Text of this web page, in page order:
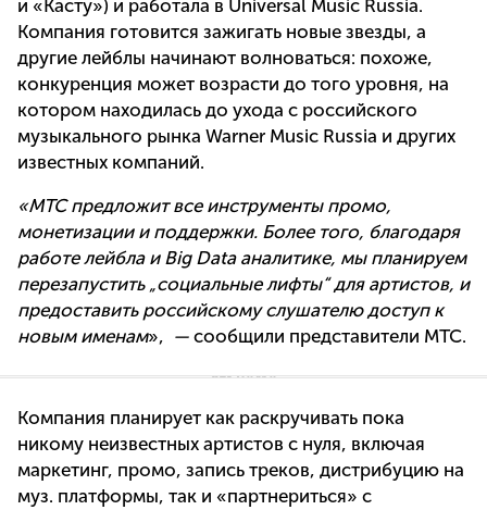
и «Касту») и работала в Universal Music Russia.
Компания готовится зажигать новые звезды, а
другие лейблы начинают волноваться: похоже,
конкуренция может возрасти до того уровня, на
котором находилась до ухода с российского
музыкального рынка Warner Music Russia и других
известных компаний.
«МТС предложит все инструменты промо,
монетизации и поддержки. Более того, благодаря
работе лейбла и Big Data аналитике, мы планируем
перезапустить „социальные лифты“ для артистов, и
предоставить российскому слушателю доступ к
новым именам», — сообщили представители МТС.
Компания планирует как раскручивать пока
никому неизвестных артистов с нуля, включая
маркетинг, промо, запись треков, дистрибуцию на
муз. платформы, так и «партнериться» с